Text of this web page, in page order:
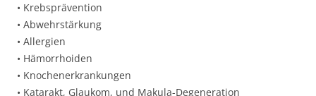
• Krebsprävention
• Abwehrstärkung
• Allergien
• Hämorrhoiden
• Knochenerkrankungen
• Katarakt, Glaukom, und Makula-Degeneration